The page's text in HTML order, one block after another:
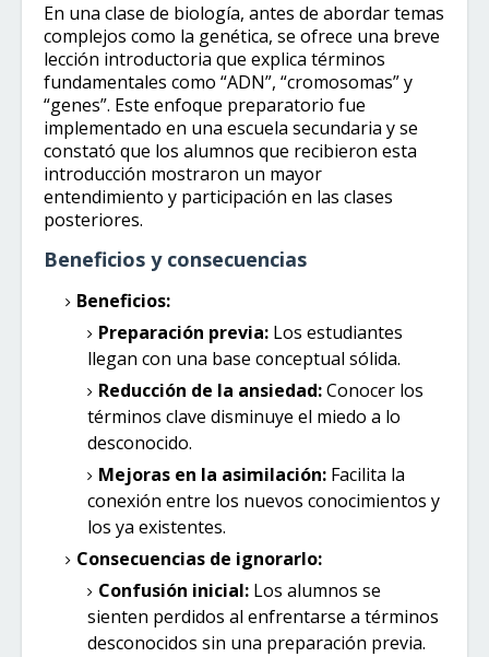
En una clase de biología, antes de abordar temas
complejos como la genética, se ofrece una breve
lección introductoria que explica términos
fundamentales como “ADN”, “cromosomas” y
“genes”. Este enfoque preparatorio fue
implementado en una escuela secundaria y se
constató que los alumnos que recibieron esta
introducción mostraron un mayor
entendimiento y participación en las clases
posteriores.
Beneficios y consecuencias
Beneficios:
Preparación previa: Los estudiantes
llegan con una base conceptual sólida.
Reducción de la ansiedad:Conocer los
términos clave disminuye el miedo a lo
desconocido.
Mejoras en la asimilación: Facilita la
conexión entre los nuevos conocimientos y
los ya existentes.
Consecuencias de ignorarlo:
Confusión inicial: Los alumnos se
sienten perdidos al enfrentarse a términos
desconocidos sin una preparación previa.